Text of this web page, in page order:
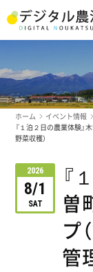
ホーム イベント情報
『１泊２日の農業体験
野菜収穫）
2026
8/1
SAT
『
曽
プ
管